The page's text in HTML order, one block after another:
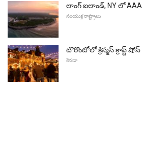
లాంగ్ ఐలాండ్, NY లో
సంయుక్త రాష్ట్రాలు
టొరొంటోలో క్రిస్మస్ క్రాఫ్ట్
కెనడా